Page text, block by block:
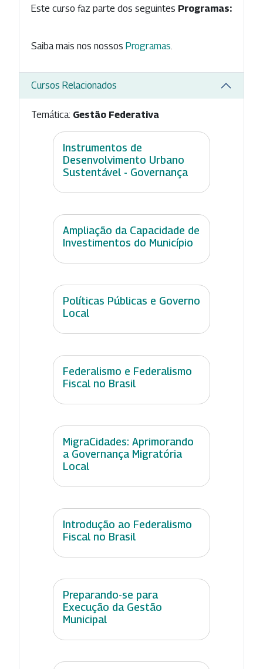
Este curso faz parte dos seguintes Programas:
Saiba mais nos nossos Programas
Cursos Relacionados
Temática: Gestão Federativa
Instrumentos de
Desenvolvimento Urbano
Sustentável - Governança
Ampliação da Capacidade de
Investimentos do Município
Políticas Públicas e Governo
Local
Federalismo e Federalismo
Fiscal no Brasil
MigraCidades: Aprimorando
a Governança Migratória
Local
Introdução ao Federalismo
Fiscal no Brasil
Preparando-se para
Execução da Gestão
Municipal